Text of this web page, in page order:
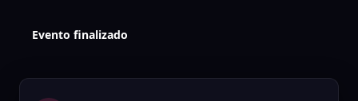
Evento finalizado